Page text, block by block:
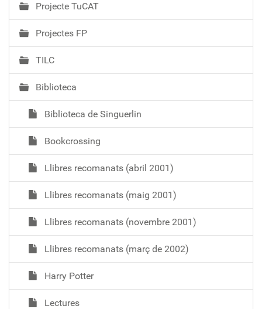
Projecte TuCAT
Projectes FP
TILC
Biblioteca
Biblioteca de Singuerlin
Bookcrossing
Llibres recomanats (abril 2001)
Llibres recomanats (maig 2001)
Llibres recomanats (novembre 2001)
Llibres recomanats (març de 2002)
Harry Potter
Lectures